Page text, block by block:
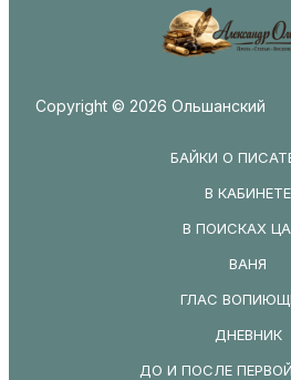
Copyright © 2026 Ольшанский
БАЙКИ О
В КАБИНЕТЕ
В ПОИСКАХ
ВАНЯ
ГЛАС
ДНЕВНИК
ДО И ПОСЛЕ